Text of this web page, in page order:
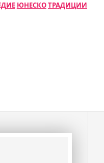
ЮНЕСКОТРАДИЦИИ